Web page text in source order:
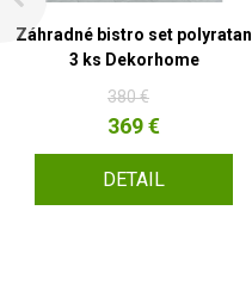
Záhradné bistro set polyratan
3 ks Dekorhome
380 €
369 €
DETAIL